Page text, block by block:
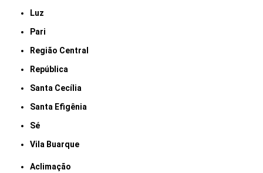
Luz
Pari
Região Central
República
Santa Cecília
Santa Efigênia
Sé
Vila Buarque
Aclimação